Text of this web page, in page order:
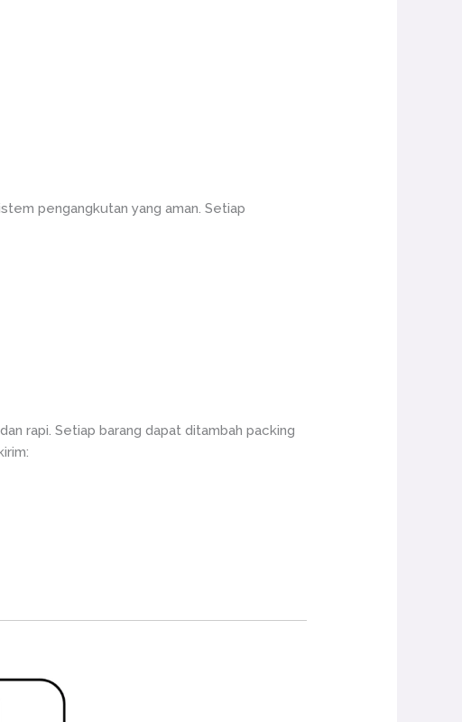
pengangkutan yang aman. Setiap
rapi. Setiap barang dapat ditambah packing